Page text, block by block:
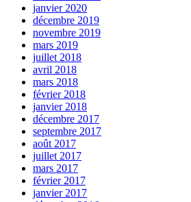
janvier 2020
décembre 2019
novembre 2019
mars 2019
juillet 2018
avril 2018
mars 2018
février 2018
janvier 2018
décembre 2017
septembre 2017
août 2017
juillet 2017
mars 2017
février 2017
janvier 2017